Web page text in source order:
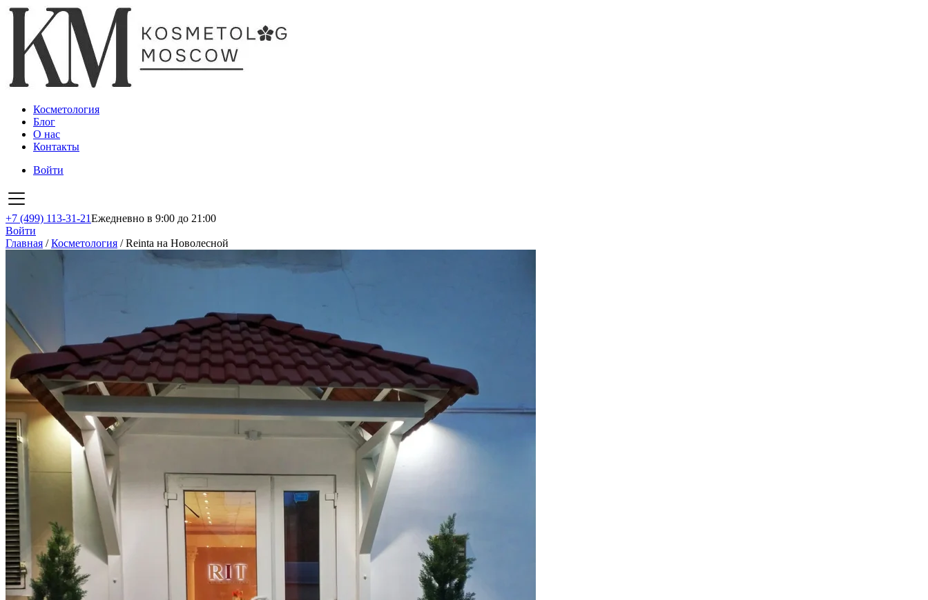
Косметология
Блог
О нас
Контакты
Войти
+7 (499) 113-31-21Ежедневно в 9:00 до 21:00
Войти
Главная /Косметология /Reinta на Новолесной